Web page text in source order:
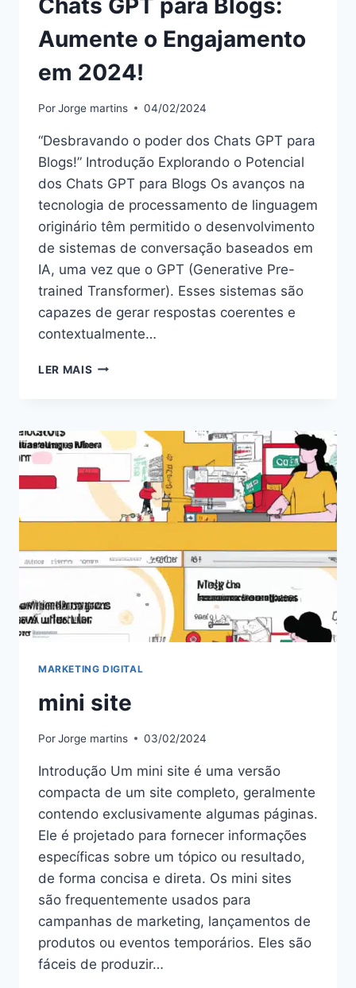
Chats GPT para Blogs:
Aumente o Engajamento
em 2024!
PorJorge martins 04/02/2024
“Desbravando o poder dos Chats GPT para
Blogs!” Introdução Explorando o Potencial
dos Chats GPT para Blogs Os avanços na
tecnologia de processamento de linguagem
originário têm permitido o desenvolvimento
de sistemas de conversação baseados em
IA, uma vez que o GPT (Generative Pre-
trained Transformer). Esses sistemas são
capazes de gerar respostas coerentes e
contextualmente…
LER MAIS EXPLORANDO
CHATS
GPT
PARA
BLOGS:
AUMENTE
EM
2024!
MARKETING DIGITAL
mini site
PorJorge martins 03/02/2024
Introdução Um mini site é uma versão
compacta de um site completo, geralmente
contendo exclusivamente algumas páginas.
Ele é projetado para fornecer informações
específicas sobre um tópico ou resultado,
de forma concisa e direta. Os mini sites
são frequentemente usados para
campanhas de marketing, lançamentos de
produtos ou eventos temporários. Eles são
fáceis de produzir…